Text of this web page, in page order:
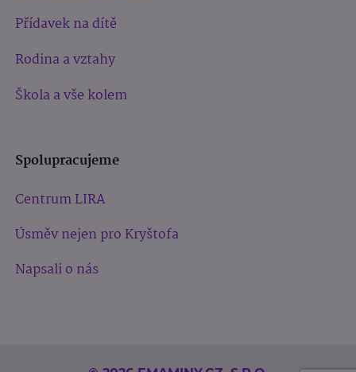
Přídavek na dítě
Rodina a vztahy
Škola a vše kolem
Spolupracujeme
Centrum LIRA
Úsměv nejen pro Kryštofa
Napsali o nás